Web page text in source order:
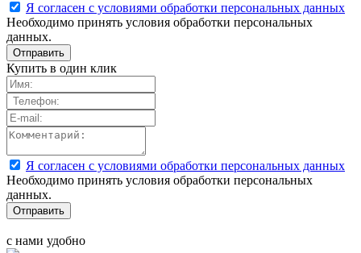
Я согласен с условиями обработки персональных данных
Необходимо принять условия обработки персональных
данных.
Купить в один клик
Я согласен с условиями обработки персональных данных
Необходимо принять условия обработки персональных
данных.
с нами удобно